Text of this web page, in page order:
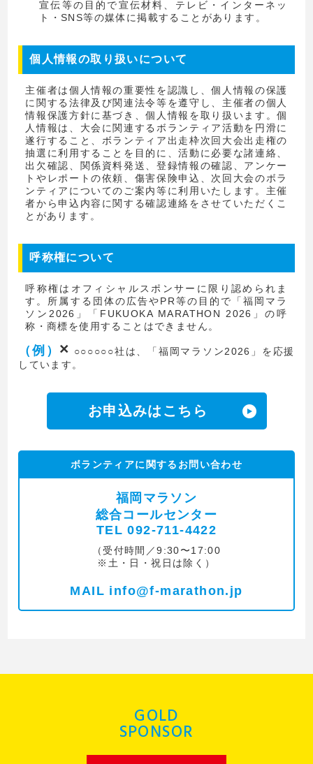
宣伝等の目的で宣伝材料、テレビ・インターネッ
ト・SNS等の媒体に掲載することがあります。
個人情報の取り扱いについて
主催者は個人情報の重要性を認識し、個人情報の保護
に関する法律及び関連法令等を遵守し、主催者の個人
情報保護方針に基づき、個人情報を取り扱います。個
人情報は、大会に関連するボランティア活動を円滑に
遂行すること、ボランティア出走枠次回大会出走権の
抽選に利用することを目的に、活動に必要な諸連絡、
出欠確認、関係資料発送、登録情報の確認、アンケー
トやレポートの依頼、傷害保険申込、次回大会のボラ
ンティアについてのご案内等に利用いたします。主催
者から申込内容に関する確認連絡をさせていただくこ
とがあります。
呼称権について
呼称権はオフィシャルスポンサーに限り認められま
す。所属する団体の広告やPR等の目的で「福岡マラ
ソン2026」「FUKUOKA MARATHON 2026」の呼
称・商標を使用することはできません。
（例） × ○○○○○○社は、「福岡マラソン2026」を応援
しています。
お申込みはこちら
ボランティアに関するお問い合わせ
福岡マラソン
総合コールセンター
TEL 092-711-4422
（受付時間／9:30〜17:00
※土・日・祝日は除く）
MAIL info@f-marathon.jp
GOLD
SPONSOR